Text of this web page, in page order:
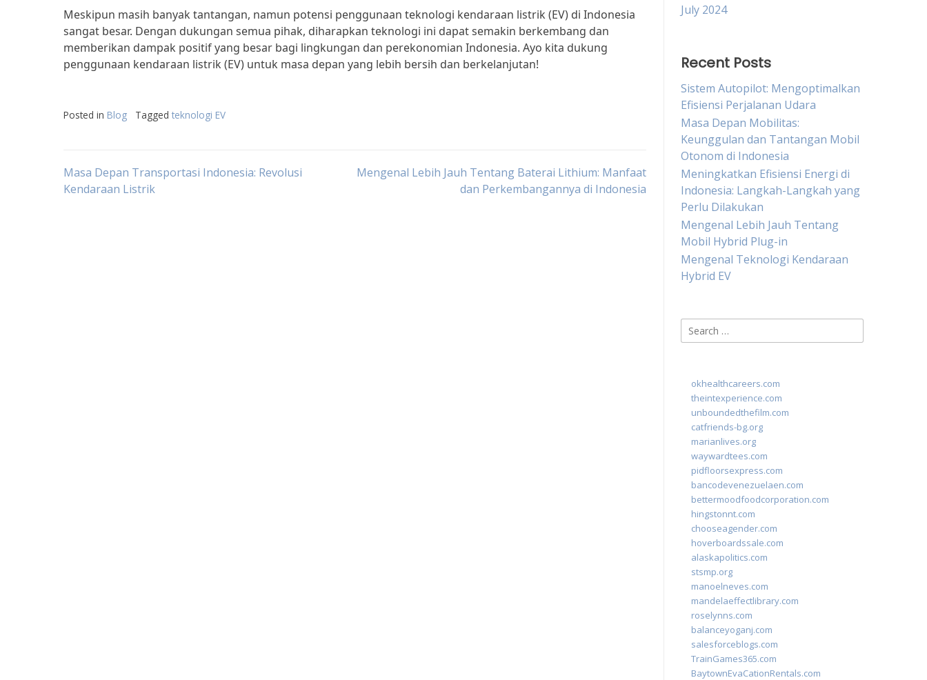
Meskipun masih banyak tantangan, namun potensi penggunaan teknologi kendaraan listrik (EV) di Indonesia
sangat besar. Dengan dukungan semua pihak, diharapkan teknologi ini dapat semakin berkembang dan
memberikan dampak positif yang besar bagi lingkungan dan perekonomian Indonesia. Ayo kita dukung
penggunaan kendaraan listrik (EV) untuk masa depan yang lebih bersih dan berkelanjutan!
Posted in Blog Tagged teknologi EV
Post
Masa Depan Transportasi Indonesia: Revolusi
Kendaraan Listrik
Mengenal Lebih Jauh Tentang Baterai Lithium: Manfaat
dan Perkembangannya di Indonesia
July 2024
Recent Posts
Sistem Autopilot: Mengoptimalkan
Efisiensi Perjalanan Udara
Masa Depan Mobilitas:
Keunggulan dan Tantangan Mobil
Otonom di Indonesia
Meningkatkan Efisiensi Energi di
Indonesia: Langkah-Langkah yang
Perlu Dilakukan
Mengenal Lebih Jauh Tentang
Mobil Hybrid Plug-in
Mengenal Teknologi Kendaraan
Hybrid EV
Search
for:
okhealthcareers.com
theintexperience.com
unboundedthefilm.com
catfriends-bg.org
marianlives.org
waywardtees.com
pidfloorsexpress.com
bancodevenezuelaen.com
bettermoodfoodcorporation.com
hingstonnt.com
chooseagender.com
hoverboardssale.com
alaskapolitics.com
stsmp.org
manoelneves.com
mandelaeffectlibrary.com
roselynns.com
balanceyoganj.com
salesforceblogs.com
TrainGames365.com
BaytownEvaCationRentals.com